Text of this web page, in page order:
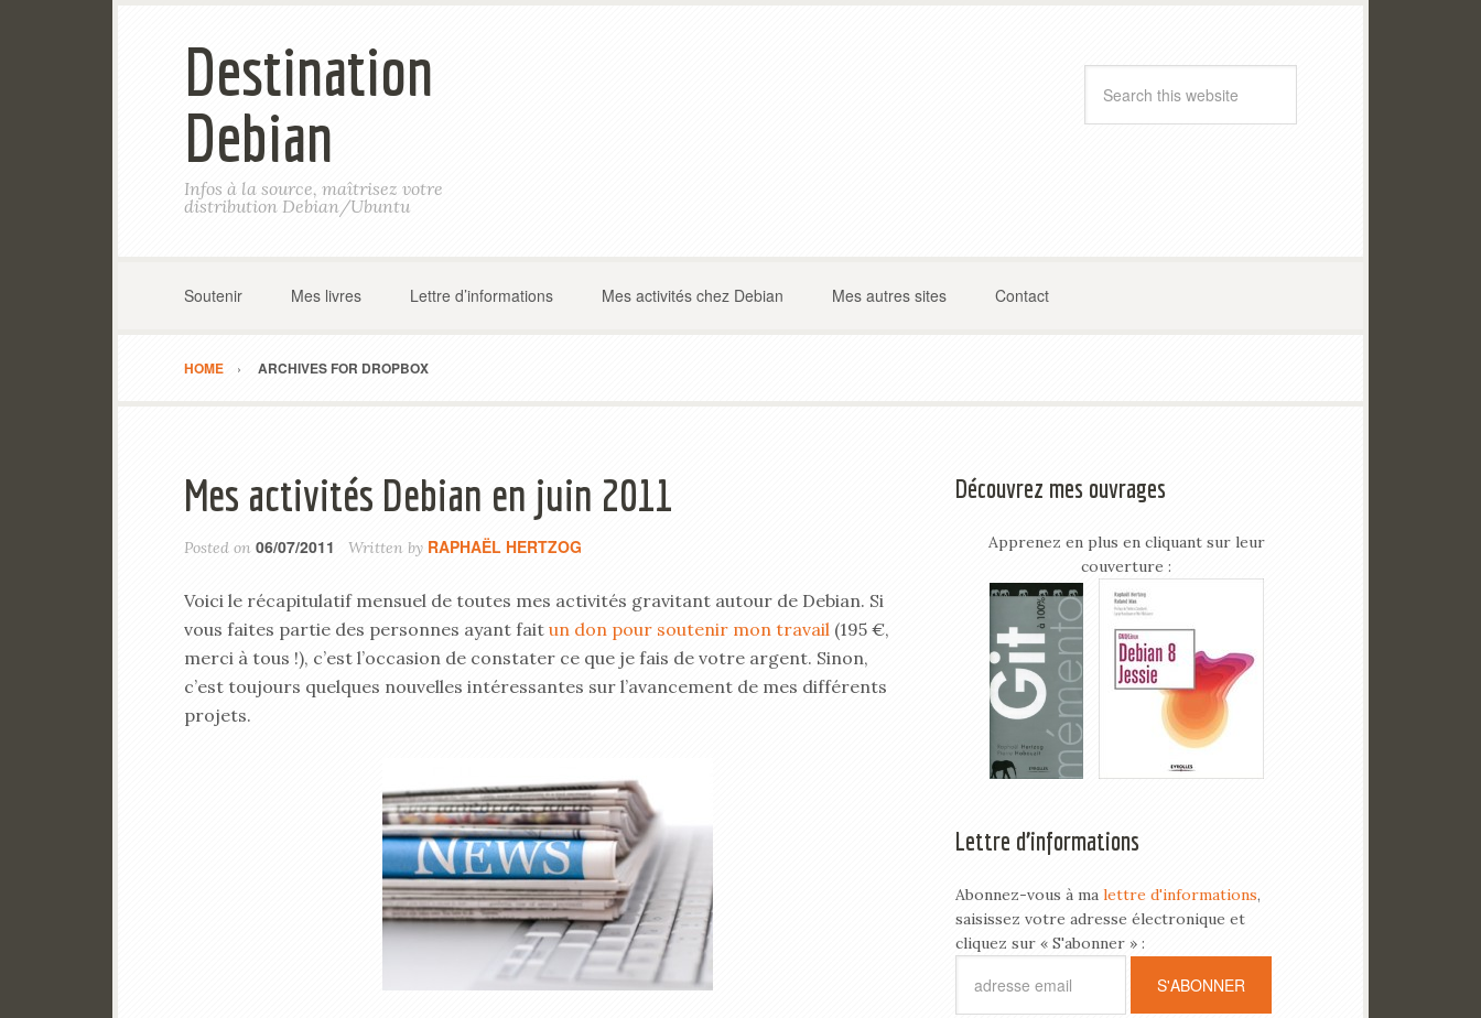
Destination
Debian
Infos à la source, maîtrisez votre
distribution Debian/Ubuntu
Soutenir Mes livres Lettre d’informations Mes activités chez Debian Mes autres sites Contact
HOME ARCHIVES FOR DROPBOX
Mes activités Debian en juin 2011
Posted on 06/07/2011 Written by RAPHAËL HERTZOG
Voici le récapitulatif mensuel de toutes mes activités gravitant autour de Debian. Si
vous faites partie des personnes ayant fait un don pour soutenir mon travail (195 €,
merci à tous !), c’est l’occasion de constater ce que je fais de votre argent. Sinon,
c’est toujours quelques nouvelles intéressantes sur l’avancement de mes différents
projets.
Découvrez mes ouvrages
Apprenez en plus en cliquant sur leur
couverture :
Lettre d’informations
Abonnez-vous à ma lettre d'informations,
saisissez votre adresse électronique et
cliquez sur « S'abonner » :